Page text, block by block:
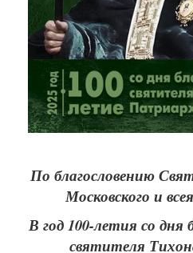
По благословению
Московского и
В год 100-летия со
святителя